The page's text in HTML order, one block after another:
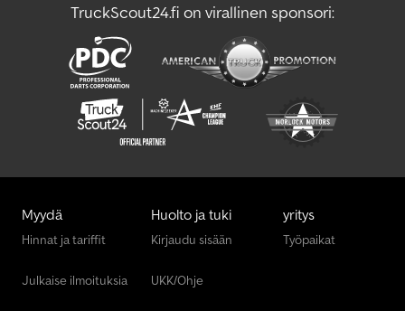
TruckScout24.fi on virallinen sponsori:
Myydä
Hinnat ja tariffit
Julkaise ilmoituksia
Huolto ja tuki
Kirjaudu sisään
UKK/Ohje
yritys
Työpaikat